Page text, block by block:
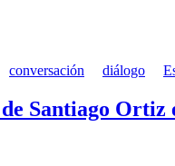
conversación diálogo
Santiago